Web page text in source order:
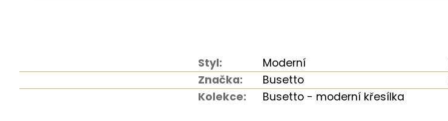
Styl: Moderní
Značka:
Busetto
Kolekce:
Busetto - moderní křesílka